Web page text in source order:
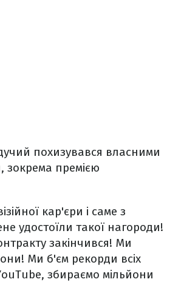
похизувався власними
зокрема премією
кар'єри і саме з
удостоїли такої нагороди!
закінчився! Ми
Ми б'єм рекорди всіх
збираємо мільйони